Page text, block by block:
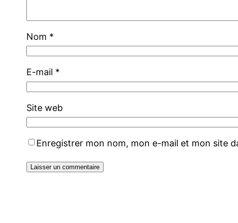
Nom *
E-mail *
Site web
Enregistrer mon nom, mon e-mail et mon site